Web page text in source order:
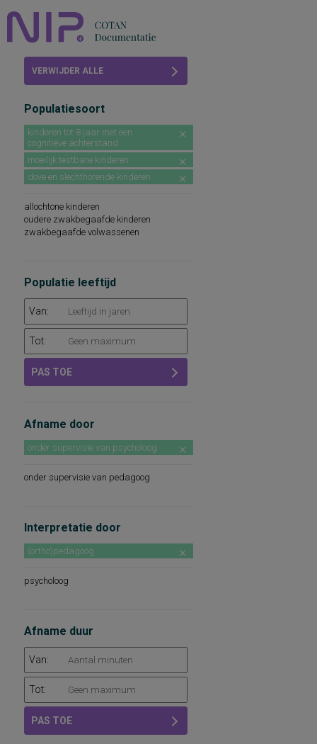
Abonneren
FAQ
VERWIJDER ALLE
Populatiesoort
kinderen tot 8 jaar met een
cognitieve achterstand
moeilijk testbare kinderen
dove en slechthorende kinderen
allochtone kinderen
oudere zwakbegaafde kinderen
zwakbegaafde volwassenen
Populatie leeftijd
Van:
Tot:
PAS TOE
Afname door
onder supervisie van psycholoog
onder supervisie van pedagoog
Interpretatie door
(ortho)pedagoog
psycholoog
Afname duur
Van:
Tot:
PAS TOE